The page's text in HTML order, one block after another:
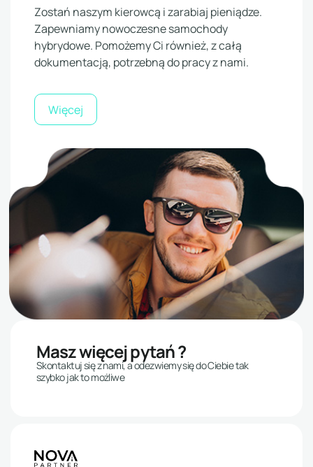
Zostań naszym kierowcą i zarabiaj pieniądze.
Zapewniamy nowoczesne samochody
hybrydowe. Pomożemy Ci również, z całą
dokumentacją, potrzebną do pracy z nami.
Więcej
Masz więcej pytań ?
Skontaktuj się z nami, a odezwiemy się do Ciebie tak
szybko jak to możliwe